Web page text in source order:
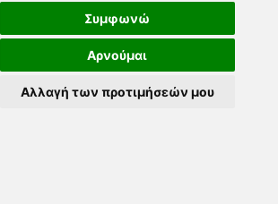
Συμφωνώ
Αρνούμαι
Αλλαγή των προτιμήσεών μου